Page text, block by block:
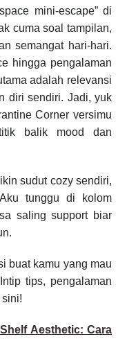
mini-escape” di
cuma soal tampilan,
semangat hari-hari.
hingga pengalaman
adalah relevansi
diri sendiri. Jadi, yuk
Corner versimu
balik mood dan
sudut cozy sendiri,
tunggu di kolom
saling support biar
buat kamu yang mau
tips, pengalaman
Aesthetic: Cara